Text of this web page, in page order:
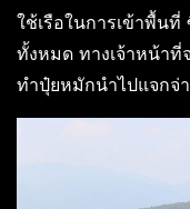
ใช้เรือในการเข้าพื้น
ทั้งหมด ทางเจ้าหน้าที่
ทำปุ๋ยหมักนำไปแจกจ่